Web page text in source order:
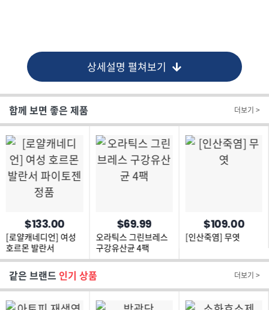
상세설명 펼쳐보기
함께 보면 좋은 제품 더보기 >
$133.00
[로얄캐네디언] 여성
호르몬 발란서
파이토젠 정품
$69.99
오라틱스 그린브레스
구강유산균 4팩
$109.00
[인산죽염] 무엿
같은 브랜드 인기 상품 더보기 >